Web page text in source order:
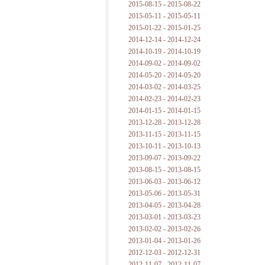
2015-08-15 - 2015-08-22
2015-05-11 - 2015-05-11
2015-01-22 - 2015-01-25
2014-12-14 - 2014-12-24
2014-10-19 - 2014-10-19
2014-09-02 - 2014-09-02
2014-05-20 - 2014-05-20
2014-03-02 - 2014-03-25
2014-02-23 - 2014-02-23
2014-01-15 - 2014-01-15
2013-12-28 - 2013-12-28
2013-11-15 - 2013-11-15
2013-10-11 - 2013-10-13
2013-09-07 - 2013-09-22
2013-08-15 - 2013-08-15
2013-06-03 - 2013-06-12
2013-05-06 - 2013-05-31
2013-04-05 - 2013-04-28
2013-03-01 - 2013-03-23
2013-02-02 - 2013-02-26
2013-01-04 - 2013-01-26
2012-12-03 - 2012-12-31